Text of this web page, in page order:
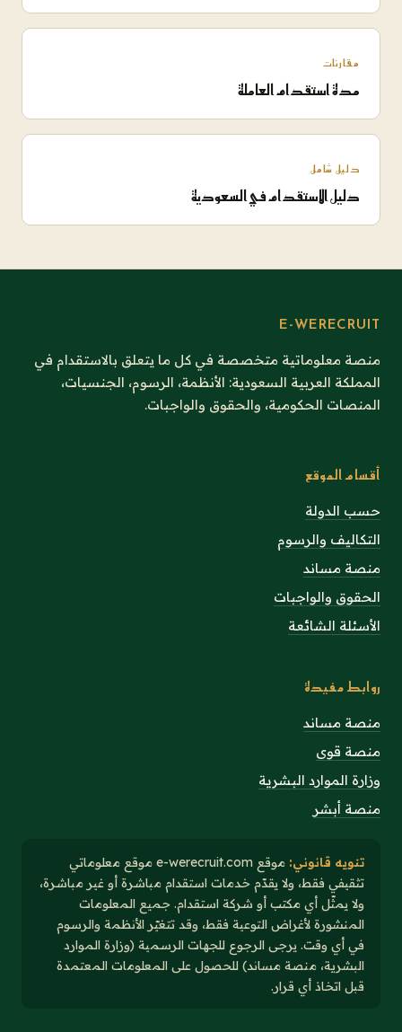
مقارنات
مدة استقدام العاملة
دليل شامل
دليل الاستقدام في السعودية
E-WERECRUIT
منصة معلوماتية متخصصة في كل ما يتعلق بالاستقدام في
المملكة العربية السعودية: الأنظمة، الرسوم، الجنسيات،
المنصات الحكومية، والحقوق والواجبات.
أقسام الموقع
حسب الدولة
التكاليف والرسوم
منصة مساند
الحقوق والواجبات
الأسئلة الشائعة
روابط مفيدة
منصة مساند
منصة قوى
وزارة الموارد البشرية
منصة أبشر
تنويه قانوني:
موقع e-werecruit.com موقع معلوماتي
تثقيفي فقط، ولا يقدّم خدمات استقدام مباشرة أو غير مباشرة،
ولا يمثّل أي مكتب أو شركة استقدام. جميع المعلومات
المنشورة لأغراض التوعية فقط، وقد تتغيّر الأنظمة والرسوم
في أي وقت. يرجى الرجوع للجهات الرسمية (وزارة الموارد
البشرية، منصة مساند) للحصول على المعلومات المعتمدة
قبل اتخاذ أي قرار.